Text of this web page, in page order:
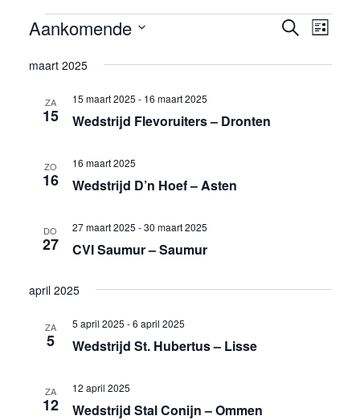
Evenementen
Zoeken
Zoeken
Lijst
Aankomende
een
maart 2025
ZA
15 Wedstrijd Flevoruiters – Dronten
15 maart 2025 - 16 maart 2025
ZO
16 Wedstrijd D’n Hoef – Asten
16 maart 2025
DO
27 CVI Saumur – Saumur
27 maart 2025 -30 maart 2025
april 2025
ZA
5 Wedstrijd St. Hubertus – Lisse
5 april 2025 -6 april 2025
ZA
12 Wedstrijd Stal Conijn – Ommen
12 april 2025